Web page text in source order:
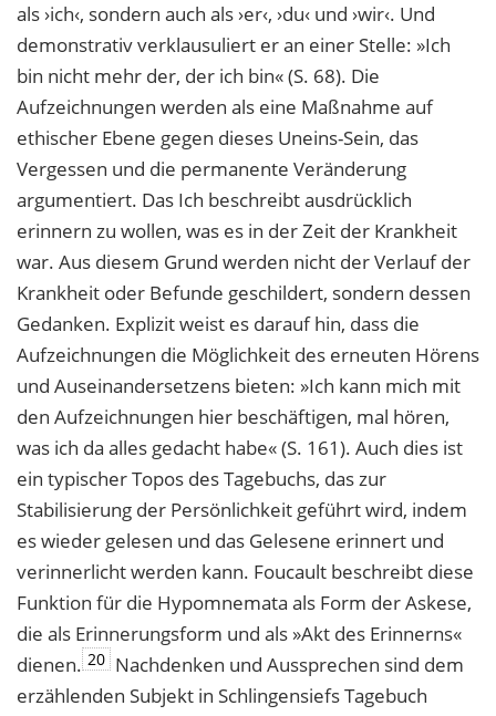
als ›ich‹, sondern auch als ›er‹, ›du‹ und ›wir‹. Und
demonstrativ verklausuliert er an einer Stelle: »Ich
bin nicht mehr der, der ich bin« (S. 68). Die
Aufzeichnungen werden als eine Maßnahme auf
ethischer Ebene gegen dieses Uneins-Sein, das
Vergessen und die permanente Veränderung
argumentiert. Das Ich beschreibt ausdrücklich
erinnern zu wollen, was es in der Zeit der Krankheit
war. Aus diesem Grund werden nicht der Verlauf der
Krankheit oder Befunde geschildert, sondern dessen
Gedanken. Explizit weist es darauf hin, dass die
Aufzeichnungen die Möglichkeit des erneuten Hörens
und Auseinandersetzens bieten: »Ich kann mich mit
den Aufzeichnungen hier beschäftigen, mal hören,
was ich da alles gedacht habe« (S. 161). Auch dies ist
ein typischer Topos des Tagebuchs, das zur
Stabilisierung der Persönlichkeit geführt wird, indem
es wieder gelesen und das Gelesene erinnert und
verinnerlicht werden kann. Foucault beschreibt diese
Funktion für die Hypomnemata als Form der Askese,
die als Erinnerungsform und als »Akt des Erinnerns«
dienen. 20 Nachdenken und Aussprechen sind dem
erzählenden Subjekt in Schlingensiefs Tagebuch